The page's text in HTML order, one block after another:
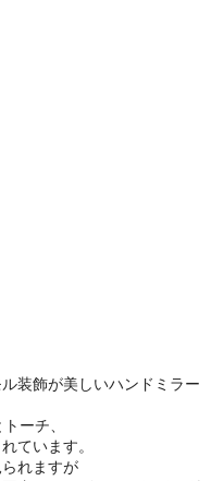
装飾が美しいハンドミラー
ーチ、
ています。
れますが